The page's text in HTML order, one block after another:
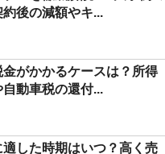
約後の減額やキ...
がかかるケースは？所得
動車税の還付...
した時期はいつ？高く売